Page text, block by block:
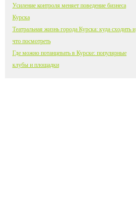
Усиление контроля меняет поведение бизнеса
Курска
Театральная жизнь города Курска: куда сходить и
что посмотреть
Где можно потанцевать в Курске: популярные
клубы и площадки